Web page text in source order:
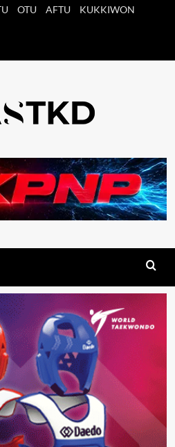
OTU AFTU
KUKKIWON